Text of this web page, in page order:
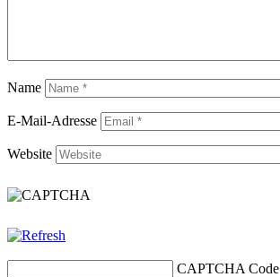
Name
E-Mail-Adresse
Website
CAPTCHA Code